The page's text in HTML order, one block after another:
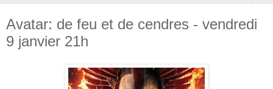
Avatar: de feu et de cendres - vendredi
9 janvier 21h